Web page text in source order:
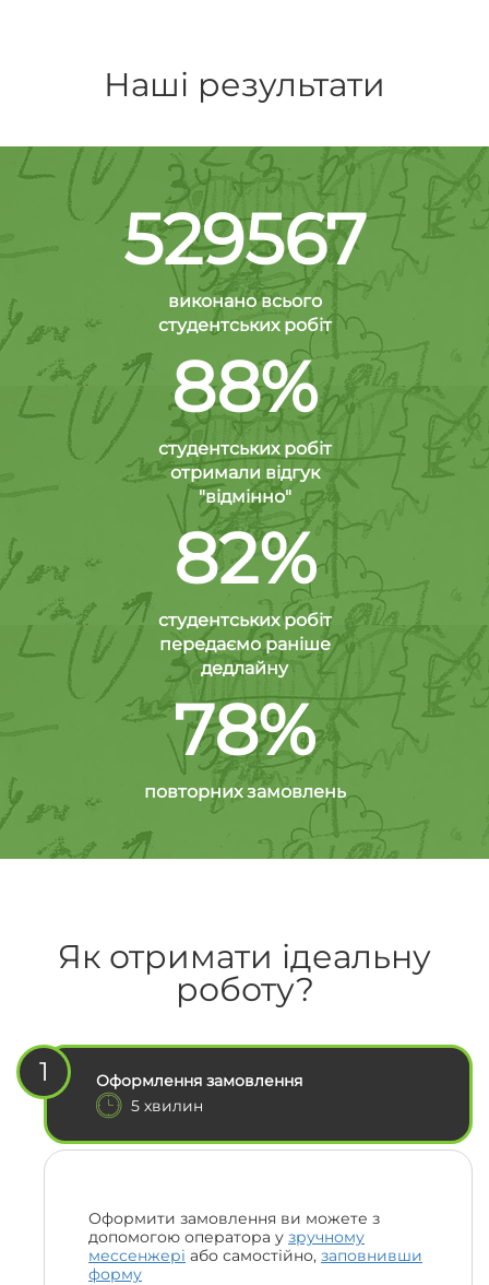
Наші результати
529567
виконано всього
студентських робіт
88%
студентських робіт
отримали відгук
"відмінно"
82%
студентських робіт
передаємо раніше
дедлайну
78%
повторних замовлень
Як отримати ідеальну
роботу?
1
Оформлення замовлення
5 хвилин
Оформити замовлення ви можете з
допомогою оператора у зручному
мессенжері або самостійно, заповнивши
форму